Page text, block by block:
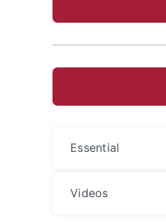
Master
Essential
Videos